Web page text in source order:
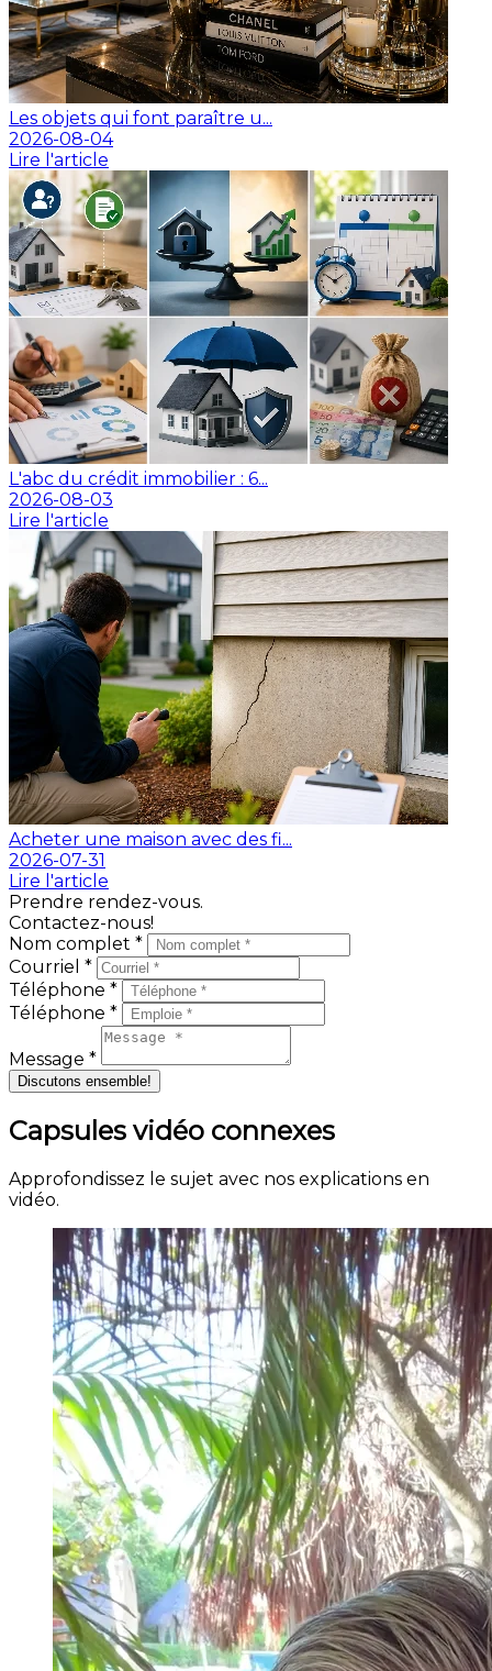
Les objets qui font paraître u...
2026-08-04
Lire l'article
L'abc du crédit immobilier : 6...
2026-08-03
Lire l'article
Acheter une maison avec des fi...
2026-07-31
Lire l'article
Prendre rendez-vous.
Contactez-nous!
Nom complet *
Courriel *
Téléphone *
Téléphone *
Message *
Discutons ensemble!
Capsules vidéo connexes
Approfondissez le sujet avec nos explications en
vidéo.